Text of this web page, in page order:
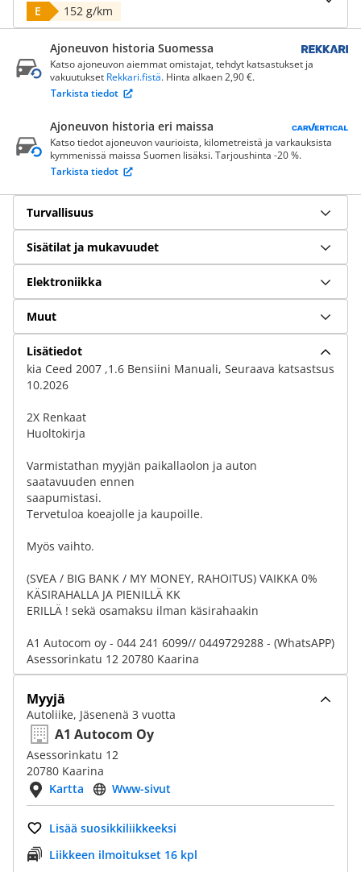
E
152 g/km
Ajoneuvon historia Suomessa
Katso ajoneuvon aiemmat omistajat, tehdyt katsastukset ja
vakuutukset Rekkari.fistä. Hinta alkaen 2,90 €.
Tarkista tiedot
Ajoneuvon historia eri maissa
Katso tiedot ajoneuvon vaurioista, kilometreistä ja varkauksista
kymmenissä maissa Suomen lisäksi. Tarjoushinta -20 %.
Tarkista tiedot
Turvallisuus
Sisätilat ja mukavuudet
Elektroniikka
Muut
Lisätiedot
kia Ceed 2007 ,1.6 Bensiini Manuali, Seuraava katsastsus
10.2026
2X Renkaat
Huoltokirja
Varmistathan myyjän paikallaolon ja auton
saatavuuden ennen
saapumistasi.
Tervetuloa koeajolle ja kaupoille.
Myös vaihto.
(SVEA / BIG BANK / MY MONEY, RAHOITUS) VAIKKA 0%
KÄSIRAHALLA JA PIENILLÄ KK
ERILLÄ ! sekä osamaksu ilman käsirahaakin
A1 Autocom oy - 044 241 6099// 0449729288 - (WhatsAPP)
Asessorinkatu 12 20780 Kaarina
Myyjä
Autoliike, Jäsenenä 3 vuotta
A1 Autocom Oy
Asessorinkatu 12
20780 Kaarina
Kartta
Www-sivut
Lisää suosikkiliikkeeksi
Liikkeen ilmoitukset 16 kpl